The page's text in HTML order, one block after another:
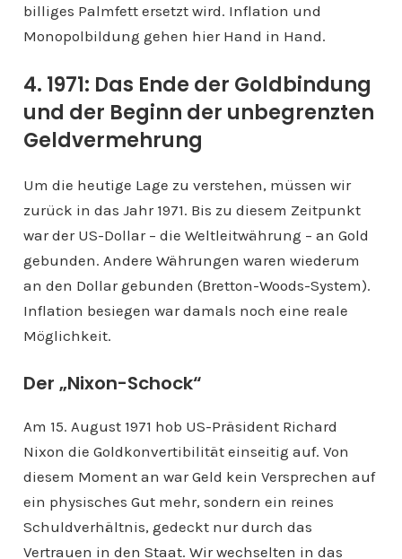
billiges Palmfett ersetzt wird. Inflation und
Monopolbildung gehen hier Hand in Hand.
4. 1971: Das Ende der Goldbindung
und der Beginn der unbegrenzten
Geldvermehrung
Um die heutige Lage zu verstehen, müssen wir
zurück in das Jahr 1971. Bis zu diesem Zeitpunkt
war der US-Dollar – die Weltleitwährung – an Gold
gebunden. Andere Währungen waren wiederum
an den Dollar gebunden (Bretton-Woods-System).
Inflation besiegen war damals noch eine reale
Möglichkeit.
Der „Nixon-Schock“
Am 15. August 1971 hob US-Präsident Richard
Nixon die Goldkonvertibilität einseitig auf. Von
diesem Moment an war Geld kein Versprechen auf
ein physisches Gut mehr, sondern ein reines
Schuldverhältnis, gedeckt nur durch das
Vertrauen in den Staat. Wir wechselten in das